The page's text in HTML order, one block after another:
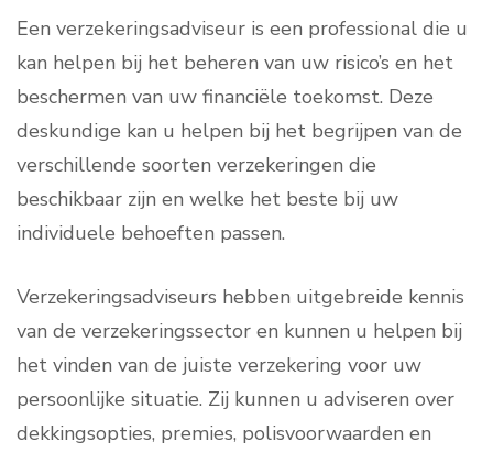
Een verzekeringsadviseur is een professional die u
kan helpen bij het beheren van uw risico’s en het
beschermen van uw financiële toekomst. Deze
deskundige kan u helpen bij het begrijpen van de
verschillende soorten verzekeringen die
beschikbaar zijn en welke het beste bij uw
individuele behoeften passen.
Verzekeringsadviseurs hebben uitgebreide kennis
van de verzekeringssector en kunnen u helpen bij
het vinden van de juiste verzekering voor uw
persoonlijke situatie. Zij kunnen u adviseren over
dekkingsopties, premies, polisvoorwaarden en